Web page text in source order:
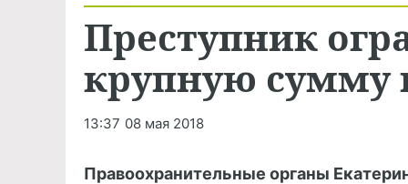
Преступник
крупную сумму
13:37 08 мая 2018
Правоохранительные органы